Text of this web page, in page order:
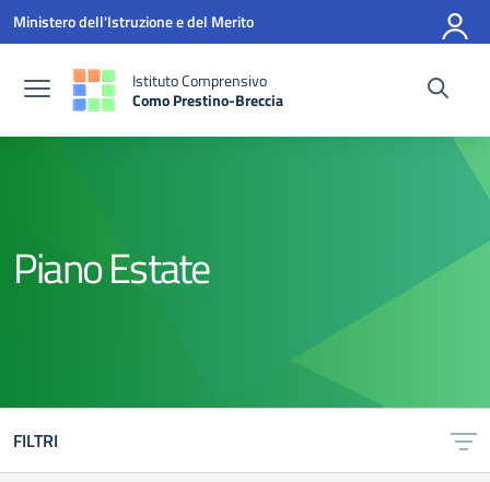
Vai ai contenuti
Vai al menu di navigazione
Vai al footer
Ministero dell'Istruzione e del Merito
Istituto Comprensivo
Como Prestino-Breccia
Piano Estate
FILTRI